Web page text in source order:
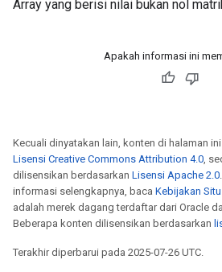
Array yang berisi nilai bukan nol
Apakah informasi ini
Kecuali dinyatakan lain, konten di halaman
Lisensi Creative Commons Attribution 4.0,
dilisensikan berdasarkan Lisensi Apache 2.0
informasi selengkapnya, baca Kebijakan
adalah merek dagang terdaftar dari Oracle
Beberapa konten dilisensikan berdasarkan
Terakhir diperbarui pada 2025-07-26 UTC.